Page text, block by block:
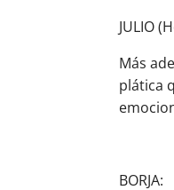
JULIO
Más
plática
BORJA: